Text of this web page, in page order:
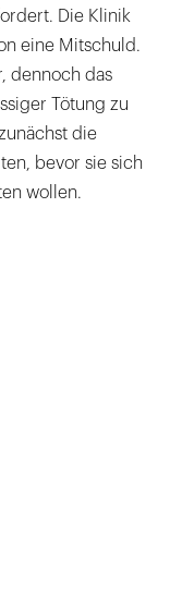
Die Klinik
eine Mitschuld.
dennoch das
Tötung zu
die
bevor sie sich
wollen.